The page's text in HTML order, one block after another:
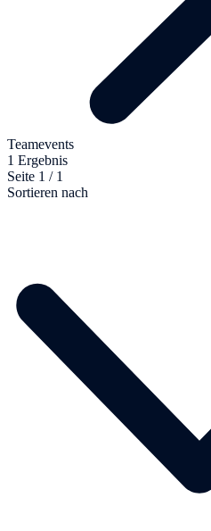
Teamevents
1 Ergebnis
Seite 1 / 1
Sortieren nach